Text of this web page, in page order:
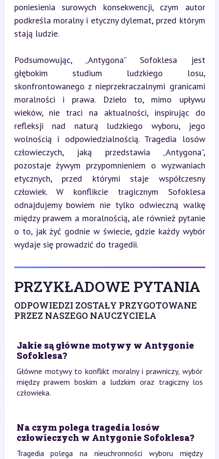
poniesienia surowych konsekwencji, czym autor
podkreśla moralny i etyczny dylemat, przed którym
stają ludzie.
Podsumowując, „Antygona” Sofoklesa jest
głębokim studium ludzkiego losu,
skonfrontowanego z nieprzekraczalnymi granicami
moralności i prawa. Dzieło to, mimo upływu
wieków, nie traci na aktualności, inspirując do
refleksji nad naturą ludzkiego wyboru, jego
wolnością i odpowiedzialnością. Tragedia losów
człowieczych, jaką przedstawia „Antygona”,
pozostaje żywym przypomnieniem o wyzwaniach
etycznych, przed którymi staje współczesny
człowiek. W konflikcie tragicznym Sofoklesa
odnajdujemy bowiem nie tylko odwieczną walkę
między prawem a moralnością, ale również pytanie
o to, jak żyć godnie w świecie, gdzie każdy wybór
wydaje się prowadzić do tragedii.
PRZYKŁADOWE PYTANIA
ODPOWIEDZI ZOSTAŁY PRZYGOTOWANE
PRZEZ NASZEGO NAUCZYCIELA
Jakie są główne motywy w Antygonie
Sofoklesa?
Główne motywy to konflikt moralny i prawniczy, wybór
między prawem boskim a ludzkim oraz tragiczny los
człowieka.
Na czym polega tragedia losów
człowieczych w Antygonie Sofoklesa?
Tragedia polega na nieuchronności wyboru między